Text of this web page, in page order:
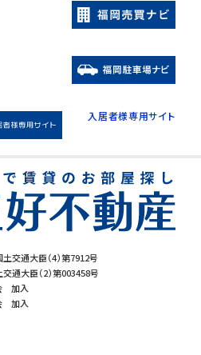
交通大臣（4）第7912号
通大臣（2）第003458号
加入
加入
入居者様専用サイト